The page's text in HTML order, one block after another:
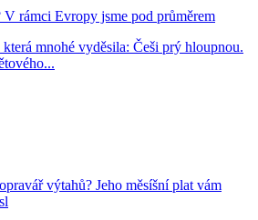
V rámci Evropy jsme pod průměrem
mnohé vyděsila: Češi prý hloupnou.
výtahů? Jeho měsíšní plat vám